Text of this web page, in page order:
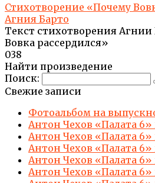
Стихотворение «Почему
Агния Барто
Текст стихотворения
Вовка рассердился»
038
Найти произведение
Поиск:
Свежие записи
Фотоальбом на
Антон Чехов «Палата 6»
Антон Чехов «Палата 6»
Антон Чехов «Палата 6»
Антон Чехов «Палата 6»
Антон Чехов «Палата 6»